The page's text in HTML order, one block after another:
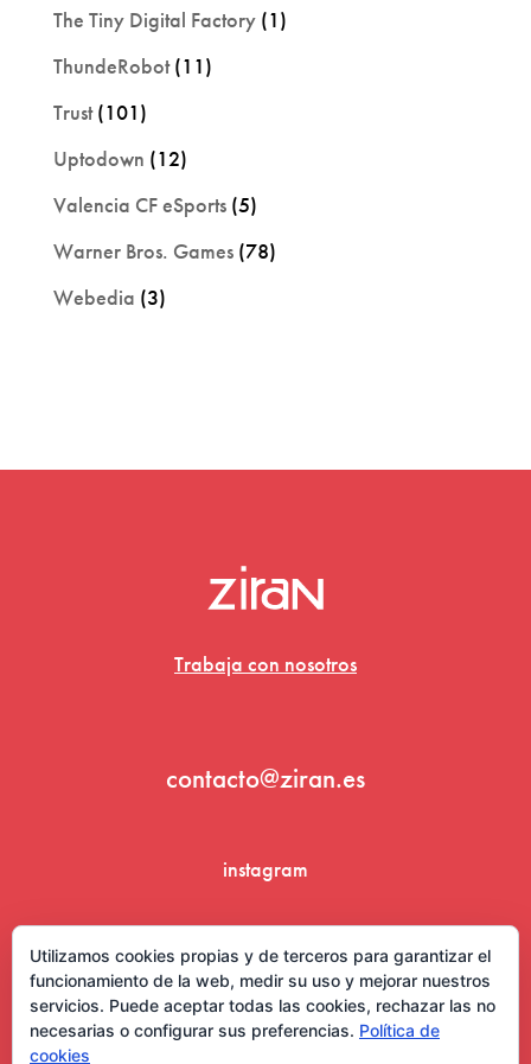
The Tiny Digital Factory(1)
ThundeRobot(11)
Trust(101)
Uptodown (12)
Valencia CF eSports(5)
Warner Bros. Games(78)
Webedia (3)
Trabaja con nosotros
contacto@ziran.es
instagram
Utilizamos cookies propias y de terceros para garantizar el
funcionamiento de la web, medir su uso y mejorar nuestros
servicios. Puede aceptar todas las cookies, rechazar las no
necesarias o configurar sus preferencias. Política de
cookies